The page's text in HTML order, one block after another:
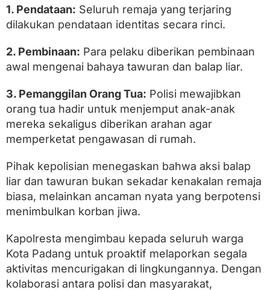
1. Pendataan: Seluruh remaja yang terjaring
dilakukan pendataan identitas secara rinci.
2. Pembinaan: Para pelaku diberikan pembinaan
awal mengenai bahaya tawuran dan balap liar.
3. Pemanggilan Orang Tua: Polisi mewajibkan
orang tua hadir untuk menjemput anak-anak
mereka sekaligus diberikan arahan agar
memperketat pengawasan di rumah.
Pihak kepolisian menegaskan bahwa aksi balap
liar dan tawuran bukan sekadar kenakalan remaja
biasa, melainkan ancaman nyata yang berpotensi
menimbulkan korban jiwa.
Kapolresta mengimbau kepada seluruh warga
Kota Padang untuk proaktif melaporkan segala
aktivitas mencurigakan di lingkungannya. Dengan
kolaborasi antara polisi dan masyarakat,